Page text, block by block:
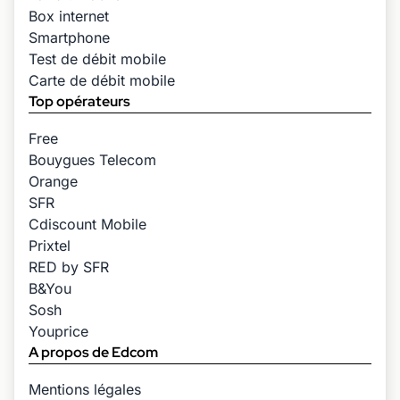
Box internet
Smartphone
Test de débit mobile
Carte de débit mobile
Top opérateurs
Free
Bouygues Telecom
Orange
SFR
Cdiscount Mobile
Prixtel
RED by SFR
B&You
Sosh
Youprice
A propos de Edcom
Mentions légales